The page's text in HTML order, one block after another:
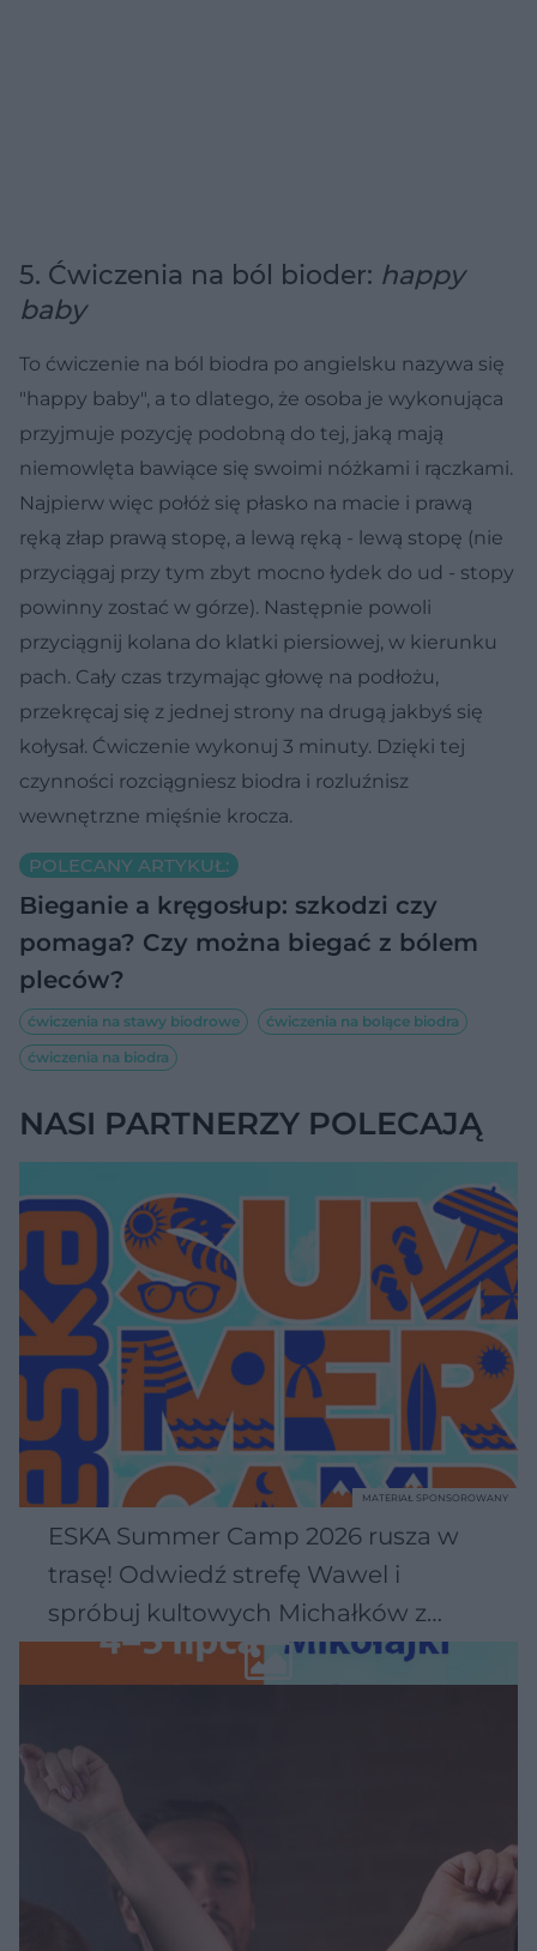
5. Ćwiczenia na ból bioder: happy
baby
To ćwiczenie na ból biodra po angielsku nazywa się
"happy baby", a to dlatego, że osoba je wykonująca
przyjmuje pozycję podobną do tej, jaką mają
niemowlęta bawiące się swoimi nóżkami i rączkami.
Najpierw więc połóż się płasko na macie i prawą
ręką złap prawą stopę, a lewą ręką - lewą stopę (nie
przyciągaj przy tym zbyt mocno łydek do ud - stopy
powinny zostać w górze). Następnie powoli
przyciągnij kolana do klatki piersiowej, w kierunku
pach. Cały czas trzymając głowę na podłożu,
przekręcaj się z jednej strony na drugą jakbyś się
kołysał. Ćwiczenie wykonuj 3 minuty. Dzięki tej
czynności rozciągniesz biodra i rozluźnisz
wewnętrzne mięśnie krocza.
POLECANY ARTYKUŁ:
Bieganie a kręgosłup: szkodzi czy
pomaga? Czy można biegać z bólem
pleców?
ćwiczenia na stawy biodrowe
ćwiczenia na bolące biodra
ćwiczenia na biodra
NASI PARTNERZY POLECAJĄ
ESKA Summer Camp 2026 rusza w
trasę! Odwiedź strefę Wawel i
spróbuj kultowych Michałków z
Wawelu
MATERIAŁ SPONSOROWANY